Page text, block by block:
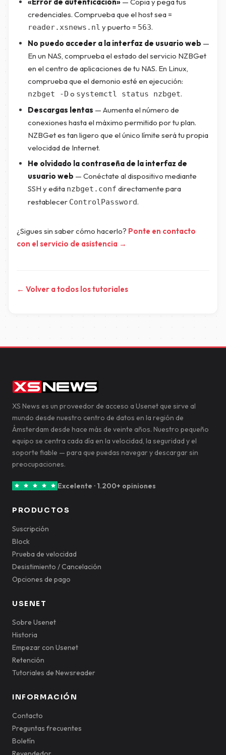
«Error de autenticación» — Copia y pega tus
credenciales. Comprueba que el host sea =
reader.xsnews.nl y puerto = 563.
No puedo acceder a la interfaz de usuario web —
En un NAS, comprueba el estado del servicio NZBGet
en el centro de aplicaciones de tu NAS. En Linux,
comprueba que el demonio esté en ejecución:
nzbget -D o systemctl status nzbget.
Descargas lentas — Aumenta el número de
conexiones hasta el máximo permitido por tu plan.
NZBGet es tan ligero que el único límite será tu propia
velocidad de Internet.
He olvidado la contraseña de la interfaz de
usuario web — Conéctate al dispositivo mediante
SSH y edita nzbget.conf directamente para
restablecer ControlPassword.
¿Sigues sin saber cómo hacerlo? Ponte en contacto
con el servicio de asistencia →
← Volver a todos los tutoriales
XS News es un proveedor de acceso a Usenet que sirve al
mundo desde nuestro centro de datos en la región de
Ámsterdam desde hace más de veinte años. Nuestro pequeño
equipo se centra cada día en la velocidad, la seguridad y el
soporte fiable — para que puedas navegar y descargar sin
preocupaciones.
Excelente · 1.200+ opiniones
PRODUCTOS
Suscripción
Block
Prueba de velocidad
Desistimiento / Cancelación
Opciones de pago
USENET
Sobre Usenet
Historia
Empezar con Usenet
Retención
Tutoriales de Newsreader
INFORMACIÓN
Contacto
Preguntas frecuentes
Boletín